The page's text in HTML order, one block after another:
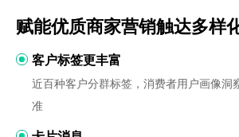
赋能优质商家营销触达多样
客户标签更丰富
近百种客户分群标签，消费者用户画像洞
准